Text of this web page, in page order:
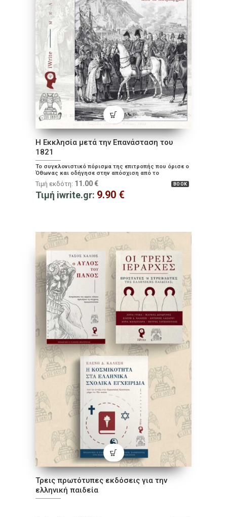
Η Εκκλησία μετά την Επανάσταση του
1821
Το συγκλονιστικό πόρισμα της επιτροπής που όρισε ο
Όθωνας και οδήγησε στην απόσχιση από το
πατριαρχείο
BOOK
Τιμή εκδότη: 11.00 €
Τιμή iwrite.gr: 9.90 €
Τρεις πρωτότυπες εκδόσεις για την
ελληνική παιδεία